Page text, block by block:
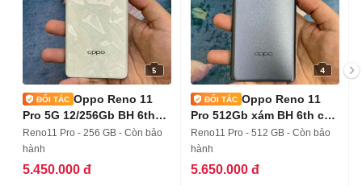
5
Oppo Reno 11
Pro 5G 12/256Gb BH 6th
có trả góp
Reno11 Pro - 256 GB - Còn bảo
hành
5.450.000 đ
4
Oppo Reno 11
Pro 512Gb xám BH 6th có
trả góp
Reno11 Pro - 512 GB - Còn bảo
hành
5.650.000 đ